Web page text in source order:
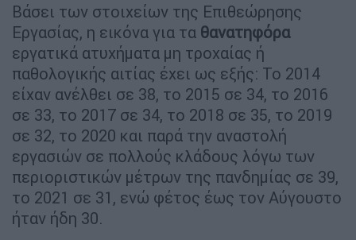
Βάσει των στοιχείων της Επιθεώρησης
Εργασίας, η εικόνα για τα θανατηφόρα
εργατικά ατυχήματα μη τροχαίας ή
παθολογικής αιτίας έχει ως εξής: Το 2014
είχαν ανέλθει σε 38, το 2015 σε 34, το 2016
σε 33, το 2017 σε 34, το 2018 σε 35, το 2019
σε 32, το 2020 και παρά την αναστολή
εργασιών σε πολλούς κλάδους λόγω των
περιοριστικών μέτρων της πανδημίας σε 39,
το 2021 σε 31, ενώ φέτος έως τον Αύγουστο
ήταν ήδη 30.